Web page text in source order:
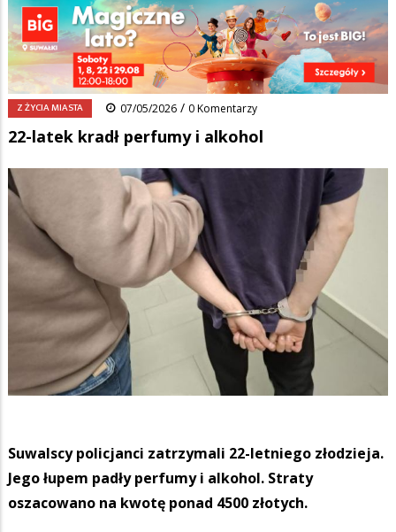
Ścieżka
nawigacyjna
Strona główna/Wiadomości/Z życia miasta/
22-latek kradł perfumy i alkohol
FacebookPinterestTumblr
0 Reddit Share
Z ŻYCIA MIASTA 07/05/2026 / 0 Komentarzy
22-latek kradł perfumy i alkohol
Suwalscy policjanci zatrzymali 22-letniego złodzieja.
Jego łupem padły perfumy i alkohol. Straty
oszacowano na kwotę ponad 4500 złotych.